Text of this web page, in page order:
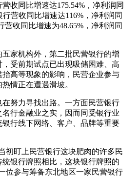
同比增速达175.54%，净利润同
行营收同比增速达116%，净利润同
营收同比增速为48.65%，净利润同
家机构外，第二批民营银行的增
受前期试点已出现吸储困难、高
高等现象的影响，民营企业参与
情正在遭遇滑坡。
努力寻找出路。一方面民营银行
行金融业之实，因而同受银行业
行线下网络、客户、品牌等重要
盯上民营银行这块肥肉的许多民
银行牌照相比，这块银行牌照的
位参与筹备东北地区一家民营银行